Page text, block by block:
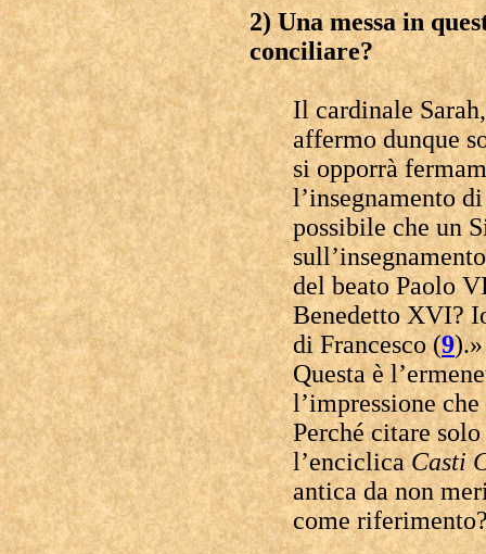
2) Una messa in
conciliare?
Il cardinale
affermo dunque
si opporrà
l’insegnamento
possibile che un
del beato Paolo
Benedetto XVI?
di Francesco (9).»
Questa è
l’impressione
Perché citare
l’enciclicaCasti
antica da non
come